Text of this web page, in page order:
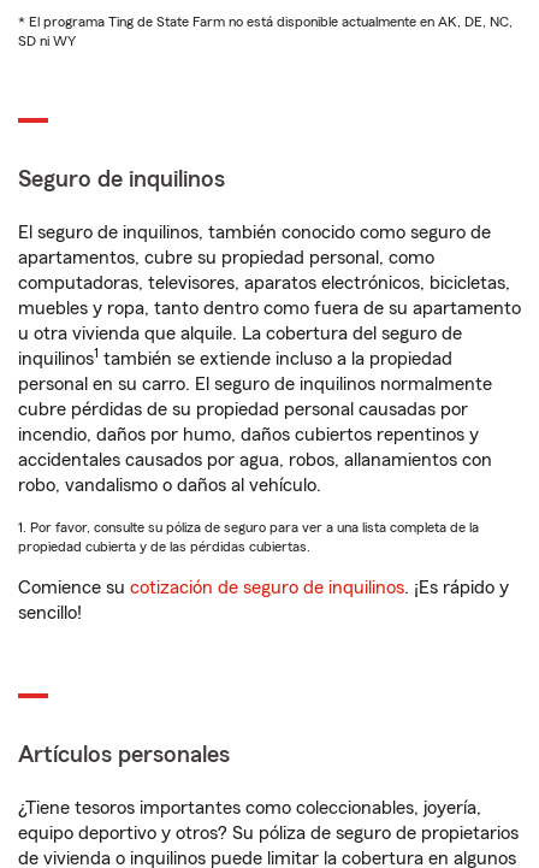
* El programa Ting de State Farm no está disponible actualmente en AK, DE, NC,
SD ni WY
Seguro de inquilinos
El seguro de inquilinos, también conocido como seguro de
apartamentos, cubre su propiedad personal, como
computadoras, televisores, aparatos electrónicos, bicicletas,
muebles y ropa, tanto dentro como fuera de su apartamento
u otra vivienda que alquile. La cobertura del seguro de
inquilinos1 también se extiende incluso a la propiedad
personal en su carro. El seguro de inquilinos normalmente
cubre pérdidas de su propiedad personal causadas por
incendio, daños por humo, daños cubiertos repentinos y
accidentales causados por agua, robos, allanamientos con
robo, vandalismo o daños al vehículo.
1. Por favor, consulte su póliza de seguro para ver a una lista completa de la
propiedad cubierta y de las pérdidas cubiertas.
Comience su cotización de seguro de inquilinos. ¡Es rápido y
sencillo!
Artículos personales
¿Tiene tesoros importantes como coleccionables, joyería,
equipo deportivo y otros? Su póliza de seguro de propietarios
de vivienda o inquilinos puede limitar la cobertura en algunos